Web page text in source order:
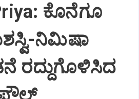
ಕೊನೆಗೂ
ನಿಮಿಷಾ
ರದ್ದುಗೊಳಿಸಿದ